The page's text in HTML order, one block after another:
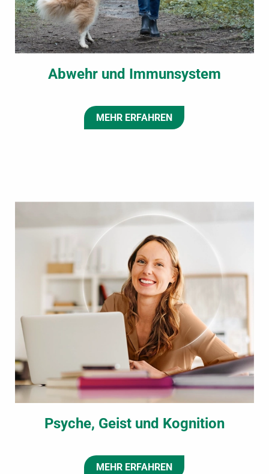
Abwehr und Immunsystem
MEHR ERFAHREN
Psyche, Geist und Kognition
MEHR ERFAHREN